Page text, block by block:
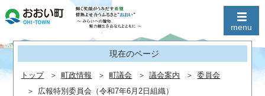
現在のページ
トップ 町政情報 町議会 議会案内
委員会
広報特別委員会（令和7年6月2日組織）